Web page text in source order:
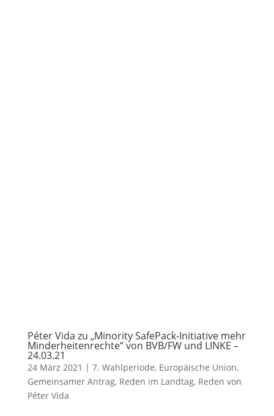
Péter Vida zu „Minority SafePack-Initiative mehr
Minderheitenrechte“ von BVB/FW und LINKE –
24.03.21
24 März 2021 | 7. Wahlperiode, Europäische Union,
Gemeinsamer Antrag, Reden im Landtag, Reden von
Péter Vida